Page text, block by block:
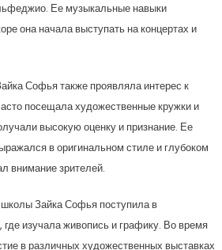
Ее музыкальные навыки
она начала выступать на концертах и
Софья также проявляла интерес к
посещала художественные кружки и
высокую оценку и признание. Ее
в оригинальном стиле и глубоком
внимание зрителей.
Зайка Софья поступила в
изучала живопись и графику. Во время
в различных художественных выставках